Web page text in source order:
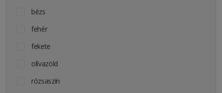
bézs
fehér
fekete
olívazöld
rózsaszín